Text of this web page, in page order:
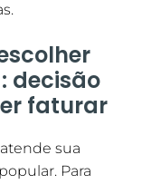
decisão
faturar
sua
Para